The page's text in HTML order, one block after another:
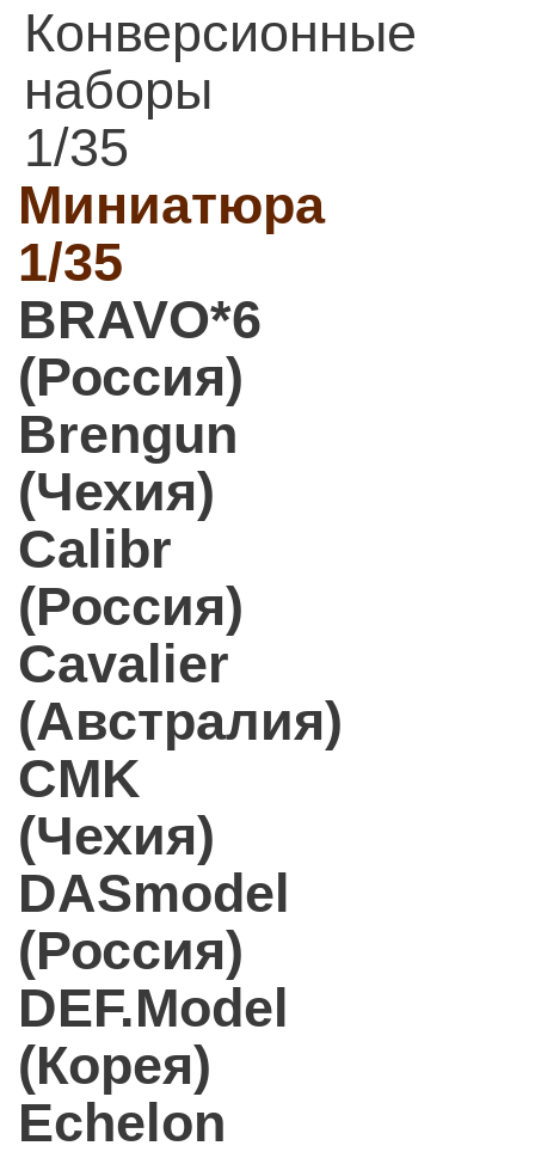
Конверсионные
наборы
1/35
Миниатюра
1/35
BRAVO*6
(Россия)
Brengun
(Чехия)
Calibr
(Россия)
Cavalier
(Австралия)
CMK
(Чехия)
DASmodel
(Россия)
DEF.Model
(Корея)
Echelon